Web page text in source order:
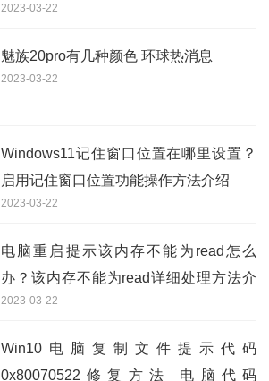
2023-03-22
魅族20pro有几种颜色 环球热消息
2023-03-22
Windows11记住窗口位置在哪里设置？
启用记住窗口位置功能操作方法介绍
2023-03-22
电脑重启提示该内存不能为read怎么
办？该内存不能为read详细处理方法介
绍
2023-03-22
Win10电脑复制文件提示代码
0x80070522修复方法 电脑代码